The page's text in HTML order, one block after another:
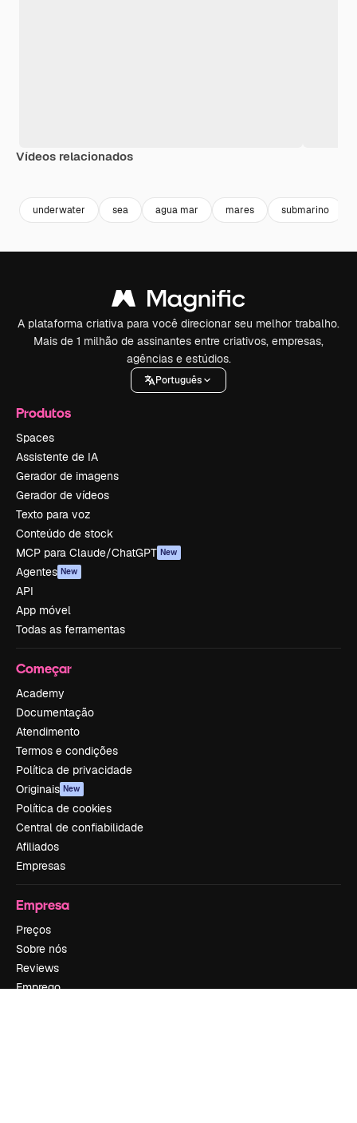
Vídeos relacionados
underwater sea agua mar mares submarino
A plataforma criativa para você direcionar seu melhor trabalho.
Mais de 1 milhão de assinantes entre criativos, empresas,
agências e estúdios.
Português
Produtos
Spaces
Assistente de IA
Gerador de imagens
Gerador de vídeos
Texto para voz
Conteúdo de stock
MCP para Claude/ChatGPT New
Agentes New
API
App móvel
Todas as ferramentas
Começar
Academy
Documentação
Atendimento
Termos e condições
Política de privacidade
Originais New
Política de cookies
Central de confiabilidade
Afiliados
Empresas
Empresa
Preços
Sobre nós
Reviews
Emprego